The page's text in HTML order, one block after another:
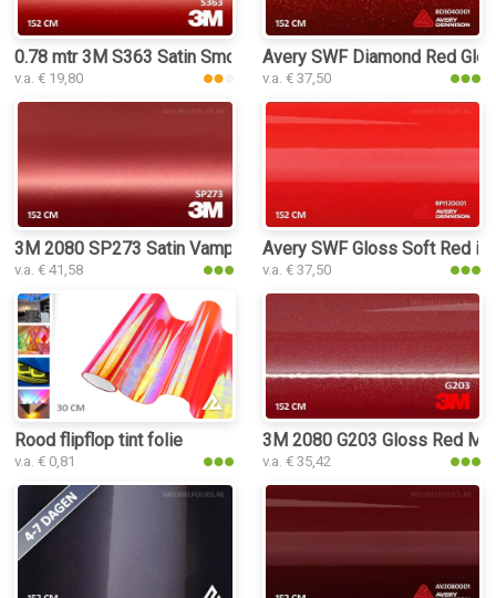
0.78 mtr 3M S363 Satin Smoldering Red
v.a. € 19,80
Avery SWF Diamond Red
v.a. € 37,50
3M 2080 SP273 Satin Vampire Red interieurfolie
v.a. € 41,58
Avery SWF Gloss Soft Red
v.a. € 37,50
Rood flipflop tint folie
v.a. € 0,81
3M 2080 G203 Gloss Red
v.a. € 35,42